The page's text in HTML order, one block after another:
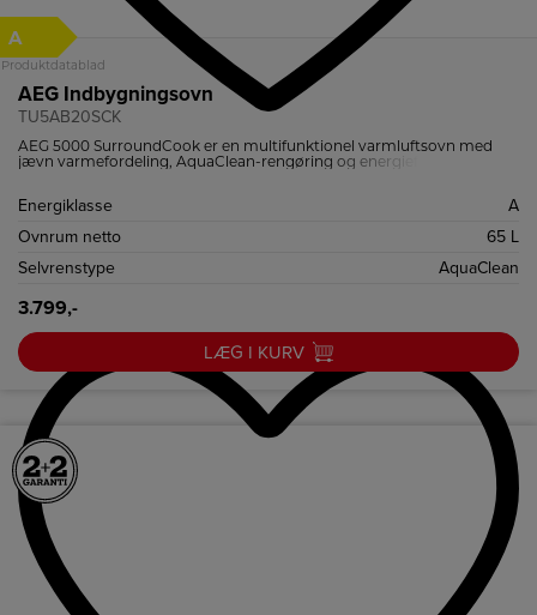
A
Produktdatablad
AEG Indbygningsovn
TU5AB20SCK
AEG 5000 SurroundCook er en multifunktionel varmluftsovn med
jævn varmefordeling, AquaClean-rengøring og energieffektiv drift –
Energiklasse
A
Ovnrum netto
65 L
Selvrenstype
AquaClean
3.799,-
LÆG I KURV